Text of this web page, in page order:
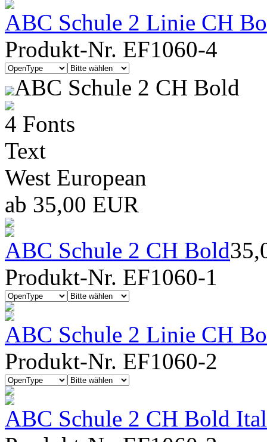
ABC Schule 2 Linie CH
Produkt-Nr. EF1060-4
ABC Schule 2 CH Bold
4 Fonts
Text
West European
ab 35,00 EUR
ABC Schule 2 CH Bold
Produkt-Nr. EF1060-1
ABC Schule 2 Linie CH
Produkt-Nr. EF1060-2
ABC Schule 2 CH Bold